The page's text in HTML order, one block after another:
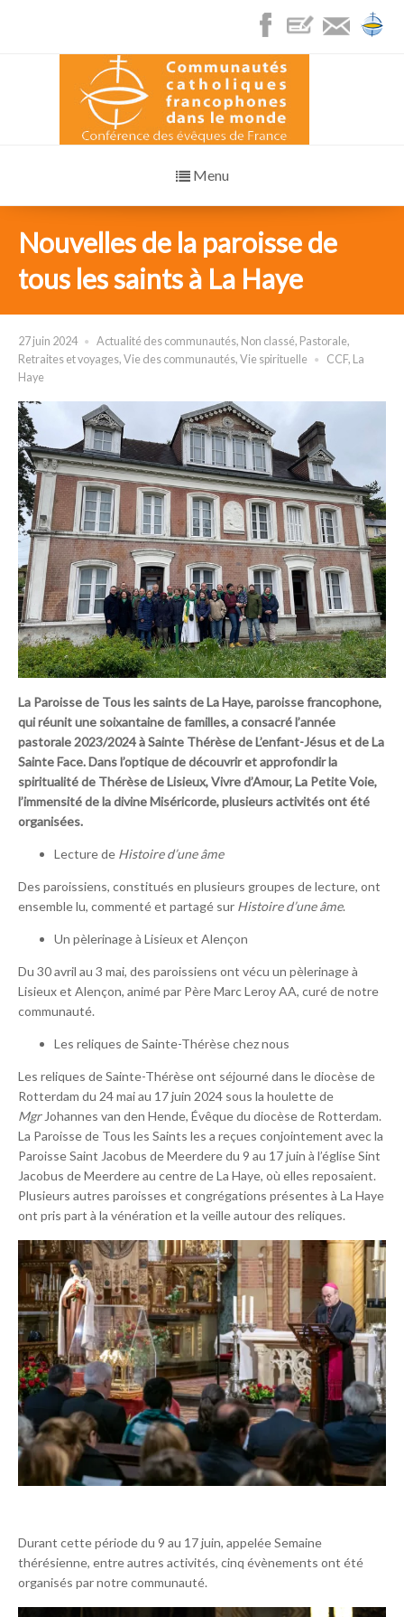
Menu
Nouvelles de la paroisse de
tous les saints à La Haye
27 juin 2024 Actualité des communautés, Non classé, Pastorale,
Retraites et voyages, Vie des communautés, Vie spirituelle CCF, La
Haye
La Paroisse de Tous les saints de La Haye, paroisse francophone,
qui réunit une soixantaine de familles, a consacré l’année
pastorale 2023/2024 à Sainte Thérèse de L’enfant-Jésus et de La
Sainte Face. Dans l’optique de découvrir et approfondir la
spiritualité de Thérèse de Lisieux, Vivre d’Amour, La Petite Voie,
l’immensité de la divine Miséricorde, plusieurs activités ont été
organisées.
Lecture de Histoire d’une âme
Des paroissiens, constitués en plusieurs groupes de lecture, ont
ensemble lu, commenté et partagé sur Histoire d’une âme.
Un pèlerinage à Lisieux et Alençon
Du 30 avril au 3 mai, des paroissiens ont vécu un pèlerinage à
Lisieux et Alençon, animé par Père Marc Leroy AA, curé de notre
communauté.
Les reliques de Sainte-Thérèse chez nous
Les reliques de Sainte-Thérèse ont séjourné dans le diocèse de
Rotterdam du 24 mai au 17 juin 2024 sous la houlette de
MgrJohannes van den Hende, Évêque du diocèse de Rotterdam.
La Paroisse de Tous les Saints les a reçues conjointement avec la
Paroisse Saint Jacobus de Meerdere du 9 au 17 juin à l’église Sint
Jacobus de Meerdere au centre de La Haye, où elles reposaient.
Plusieurs autres paroisses et congrégations présentes à La Haye
ont pris part à la vénération et la veille autour des reliques.
Durant cette période du 9 au 17 juin, appelée Semaine
thérésienne, entre autres activités, cinq évènements ont été
organisés par notre communauté.